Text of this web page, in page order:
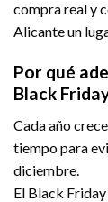
compra real y
Alicante un
Por qué
Black
Cada año
tiempo para
diciembre.
El Black